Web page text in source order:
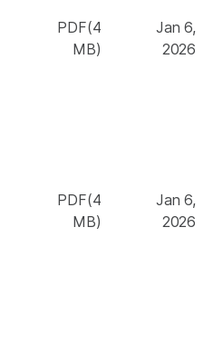
PDF(4
MB)
Jan 6,
2026
PDF(4
MB)
Jan 6,
2026